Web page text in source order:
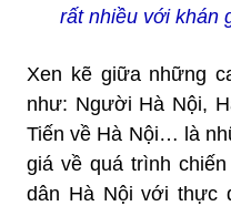
rất nhiều với khán
Xen kẽ giữa những
như: Người Hà Nội,
Tiến về Hà Nội… là
giá về quá trình
dân Hà Nội với thực